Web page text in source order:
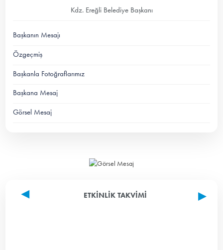
Kdz. Ereğli Belediye Başkanı
Başkanın Mesajı
Özgeçmiş
Başkanla Fotoğraflarımız
Başkana Mesaj
Görsel Mesaj
ETKINLIK TAKVIMI